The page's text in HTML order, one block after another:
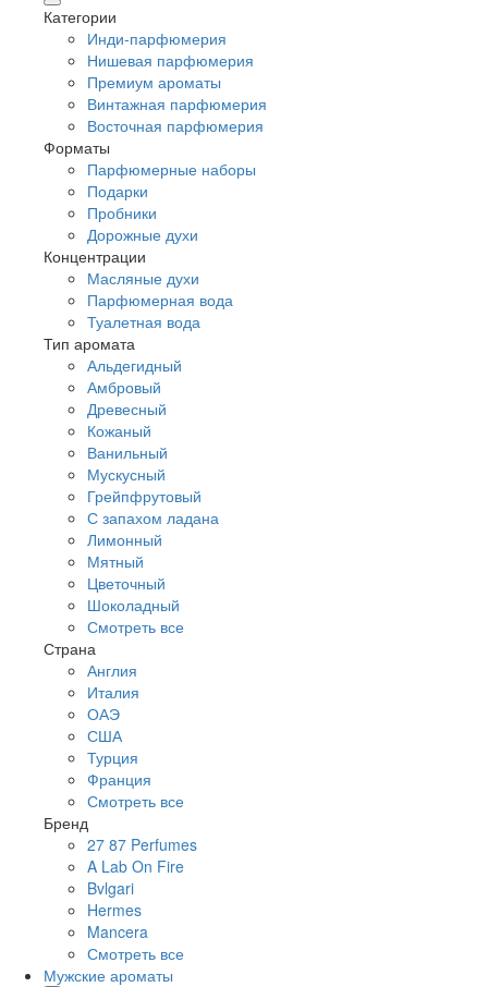
Категории
Инди-парфюмерия
Нишевая парфюмерия
Премиум ароматы
Винтажная парфюмерия
Восточная парфюмерия
Форматы
Парфюмерные наборы
Подарки
Пробники
Дорожные духи
Концентрации
Масляные духи
Парфюмерная вода
Туалетная вода
Тип аромата
Альдегидный
Амбровый
Древесный
Кожаный
Ванильный
Мускусный
Грейпфрутовый
С запахом ладана
Лимонный
Мятный
Цветочный
Шоколадный
Смотреть все
Страна
Англия
Италия
ОАЭ
США
Турция
Франция
Смотреть все
Бренд
27 87 Perfumes
A Lab On Fire
Bvlgari
Hermes
Mancera
Смотреть все
Мужские ароматы